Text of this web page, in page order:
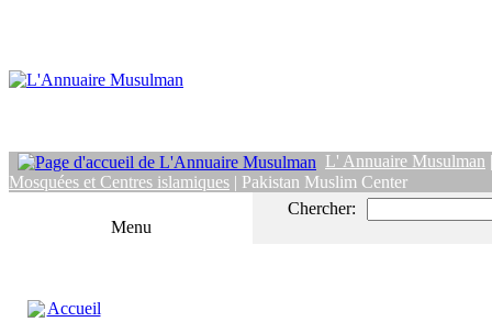
L' Annuaire Musulman
Mosquées et Centres islamiques | Pakistan Muslim Center
Menu
Accueil
Chercher: